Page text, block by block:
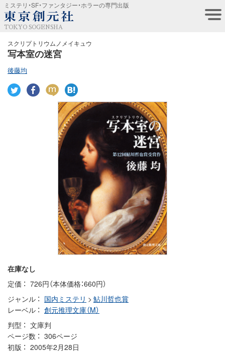
ミステリ・SF・ファンタジー・ホラーの専門出版
TOKYO SOGENSHA
スクリプトリウムノメイキュウ
写本室の迷宮
後藤均
在庫なし
定価
726円（本体価格：660円）
ジャンル
国内ミステリ > 鮎川哲也賞
レーベル
創元推理文庫（M）
判型
文庫判
ページ数
306ページ
初版
2005年2月28日